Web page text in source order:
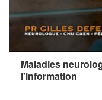
Maladies
l'information